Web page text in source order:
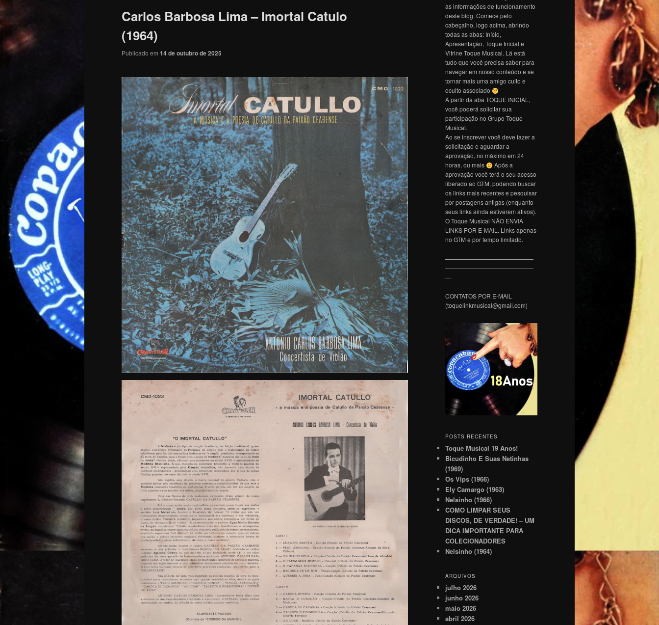
Carlos Barbosa Lima – Imortal Catulo
(1964)
Publicado em 14 de outubro de 2025
as informações de funcionamento
deste blog. Comece pelo
cabeçalho, logo acima, abrindo
todas as abas: Início,
Apresentação, Toque Inicial e
Vitrine Toque Musical. Lá está
tudo que você precisa saber para
navegar em nosso conteúdo e se
tornar mais uma amigo culto e
oculto associado
A partir da aba TOQUE INICIAL,
você poderá solicitar sua
participação no Grupo Toque
Musical.
Ao se inscrever você deve fazer a
solicitação e aguardar a
aprovação, no máximo em 24
horas, ou mais
Após a
aprovação você terá o seu acesso
liberado ao GTM, podendo buscar
os links mais recentes e pesquisar
por postagens antigas (enquanto
seus links ainda estiverem ativos).
O Toque Musical NÃO ENVIA
LINKS POR E-MAIL. Links apenas
no GTM e por tempo limitado.
———————————————
———————————————
—
CONTATOS POR E-MAIL
(toquelinkmusical@gmail.com)
POSTS RECENTES
Toque Musical 19 Anos!
Bicudinho E Suas Netinhas
(1969)
Os Vips (1966)
Ely Camargo (1963)
Nelsinho (1966)
COMO LIMPAR SEUS
DISCOS, DE VERDADE! – UM
DICA IMPORTANTE PARA
COLECIONADORES
Nelsinho (1964)
ARQUIVOS
julho 2026
junho 2026
maio 2026
abril 2026